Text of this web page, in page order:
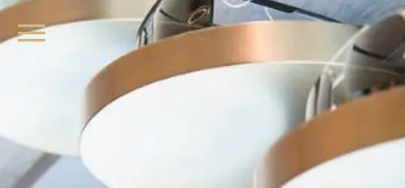
品牌眼鏡、精品墨鏡、名牌太陽眼